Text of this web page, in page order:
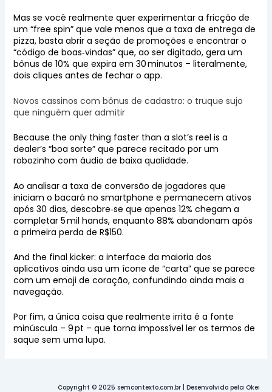
Mas se você realmente quer experimentar a fricção de
um “free spin” que vale menos que a taxa de entrega de
pizza, basta abrir a seção de promoções e encontrar o
“código de boas‑vindas” que, ao ser digitado, gera um
bônus de 10% que expira em 30 minutos – literalmente,
dois cliques antes de fechar o app.
Novos cassinos com bônus de cadastro: o truque sujo
que ninguém quer admitir
Because the only thing faster than a slot’s reel is a
dealer’s “boa sorte” que parece recitado por um
robozinho com áudio de baixa qualidade.
Ao analisar a taxa de conversão de jogadores que
iniciam o bacará no smartphone e permanecem ativos
após 30 dias, descobre‑se que apenas 12% chegam a
completar 5 mil hands, enquanto 88% abandonam após
a primeira perda de R$150.
And the final kicker: a interface da maioria dos
aplicativos ainda usa um ícone de “carta” que se parece
com um emoji de coração, confundindo ainda mais a
navegação.
Por fim, a única coisa que realmente irrita é a fonte
minúscula – 9 pt – que torna impossível ler os termos de
saque sem uma lupa.
Copyright © 2025 semcontexto.com.br | Desenvolvido pela Okei